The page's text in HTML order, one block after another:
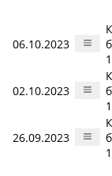
06.10.2023
02.10.2023
26.09.2023